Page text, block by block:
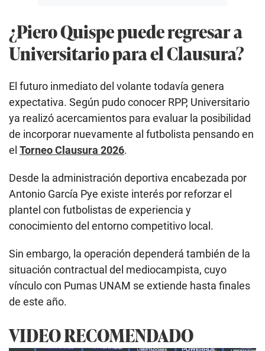
¿Piero Quispe puede regresar a
Universitario para el Clausura?
El futuro inmediato del volante todavía genera
expectativa. Según pudo conocer RPP, Universitario
ya realizó acercamientos para evaluar la posibilidad
de incorporar nuevamente al futbolista pensando en
el Torneo Clausura 2026.
Desde la administración deportiva encabezada por
Antonio García Pye existe interés por reforzar el
plantel con futbolistas de experiencia y
conocimiento del entorno competitivo local.
Sin embargo, la operación dependerá también de la
situación contractual del mediocampista, cuyo
vínculo con Pumas UNAM se extiende hasta finales
de este año.
VIDEO RECOMENDADO